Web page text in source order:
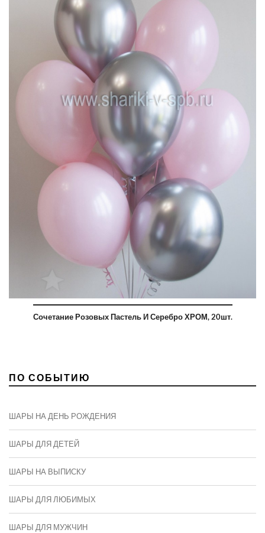
Сочетание Розовых Пастель И Серебро ХРОМ, 20шт.
ПО СОБЫТИЮ
ШАРЫ НА ДЕНЬ РОЖДЕНИЯ
ШАРЫ ДЛЯ ДЕТЕЙ
ШАРЫ НА ВЫПИСКУ
ШАРЫ ДЛЯ ЛЮБИМЫХ
ШАРЫ ДЛЯ МУЖЧИН